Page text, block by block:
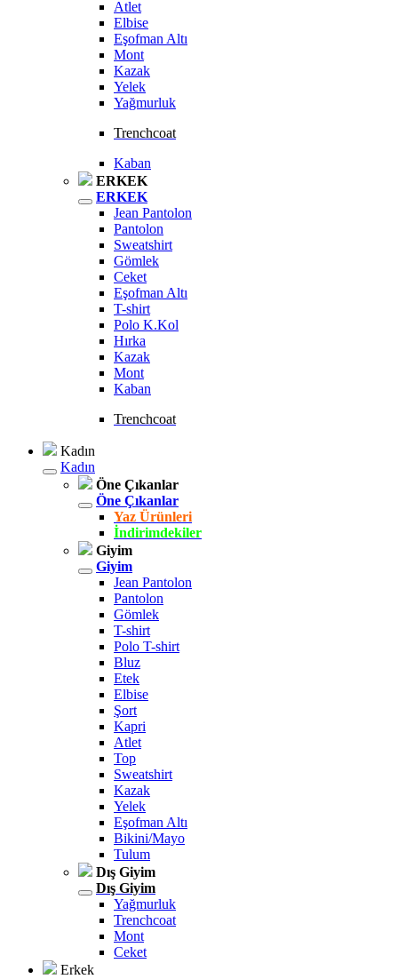
Atlet
Elbise
Eşofman Altı
Mont
Kazak
Yelek
Yağmurluk
Trenchcoat
Kaban
ERKEK
ERKEK
Jean Pantolon
Pantolon
Sweatshirt
Gömlek
Ceket
Eşofman Altı
T-shirt
Polo K.Kol
Hırka
Kazak
Mont
Kaban
Trenchcoat
Kadın
Kadın
Öne Çıkanlar
Öne Çıkanlar
Yaz Ürünleri
İndirimdekiler
Giyim
Giyim
Jean Pantolon
Pantolon
Gömlek
T-shirt
Polo T-shirt
Bluz
Etek
Elbise
Şort
Kapri
Atlet
Top
Sweatshirt
Kazak
Yelek
Eşofman Altı
Bikini/Mayo
Tulum
Dış Giyim
Dış Giyim
Yağmurluk
Trenchcoat
Mont
Ceket
Erkek